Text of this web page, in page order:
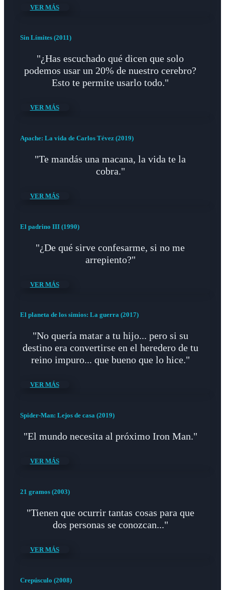
VER MÁS
Sin Límites (2011)
"¿Has escuchado qué dicen que solo
podemos usar un 20% de nuestro cerebro?
Esto te permite usarlo todo."
VER MÁS
Apache: La vida de Carlos Tévez (2019)
"Te mandás una macana, la vida te la
cobra."
VER MÁS
El padrino III (1990)
"¿De qué sirve confesarme, si no me
arrepiento?"
VER MÁS
El planeta de los simios: La guerra (2017)
"No quería matar a tu hijo... pero si su
destino era convertirse en el heredero de tu
reino impuro... que bueno que lo hice."
VER MÁS
Spider-Man: Lejos de casa (2019)
"El mundo necesita al próximo Iron Man."
VER MÁS
21 gramos (2003)
"Tienen que ocurrir tantas cosas para que
dos personas se conozcan..."
VER MÁS
Crepúsculo (2008)